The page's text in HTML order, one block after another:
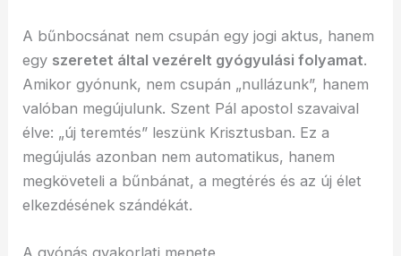
A bűnbocsánat nem csupán egy jogi aktus, hanem
egy szeretet által vezérelt gyógyulási folyamat.
Amikor gyónunk, nem csupán „nullázunk”, hanem
valóban megújulunk. Szent Pál apostol szavaival
élve: „új teremtés” leszünk Krisztusban. Ez a
megújulás azonban nem automatikus, hanem
megköveteli a bűnbánat, a megtérés és az új élet
elkezdésének szándékát.